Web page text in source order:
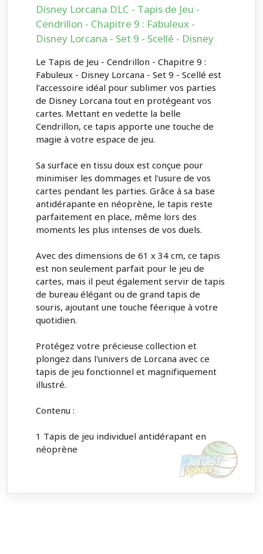
Disney Lorcana DLC - Tapis de Jeu -
Cendrillon - Chapitre 9 : Fabuleux -
Disney Lorcana - Set 9 - Scellé - Disney
Le Tapis de Jeu - Cendrillon - Chapitre 9 :
Fabuleux - Disney Lorcana - Set 9 - Scellé est
l'accessoire idéal pour sublimer vos parties
de Disney Lorcana tout en protégeant vos
cartes. Mettant en vedette la belle
Cendrillon, ce tapis apporte une touche de
magie à votre espace de jeu.
Sa surface en tissu doux est conçue pour
minimiser les dommages et l'usure de vos
cartes pendant les parties. Grâce à sa base
antidérapante en néoprène, le tapis reste
parfaitement en place, même lors des
moments les plus intenses de vos duels.
Avec des dimensions de 61 x 34 cm, ce tapis
est non seulement parfait pour le jeu de
cartes, mais il peut également servir de tapis
de bureau élégant ou de grand tapis de
souris, ajoutant une touche féerique à votre
quotidien.
Protégez votre précieuse collection et
plongez dans l'univers de Lorcana avec ce
tapis de jeu fonctionnel et magnifiquement
illustré.
Contenu :
1 Tapis de jeu individuel antidérapant en
néoprène